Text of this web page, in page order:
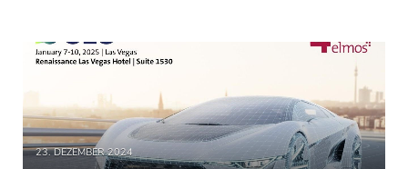
23. DEZEMBER 2024